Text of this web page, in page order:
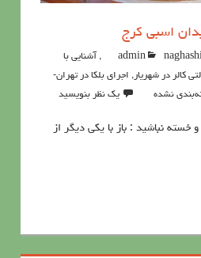
اسبی کرج
admin
, آشنايي با
کالر در شهریار, اجرای بلکا در تهران-
نشده یک نظر بنویسید
نباشید : باز با یکی دیگر از